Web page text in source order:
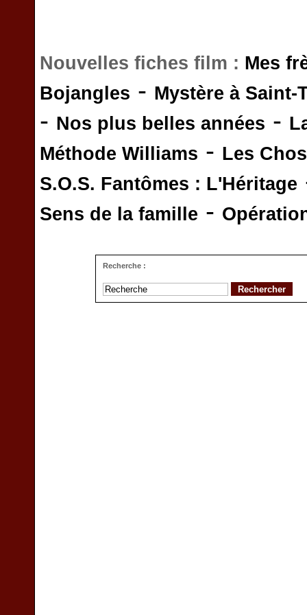
Nouvelles fiches film : Mes
Bojangles - Mystère à Saint-
- Nos plus belles années -
Méthode Williams - Les
S.O.S. Fantômes : L'Héritage
Sens de la famille -
Recherche :